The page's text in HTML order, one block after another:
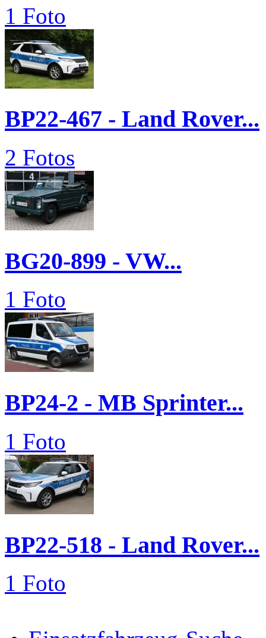
1 Foto
BP22-467 - Land Rover...
2 Fotos
BG20-899 - VW...
1 Foto
BP24-2 - MB Sprinter...
1 Foto
BP22-518 - Land Rover...
1 Foto